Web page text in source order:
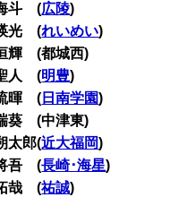
斗 (広陵)
光 (れいめい)
輝 (都城西)
人 (明豊)
暉 ( 日南学園)
葵 (中津東)
太郎(近大福岡)
吾 (長崎･海星)
哉 (祐誠)